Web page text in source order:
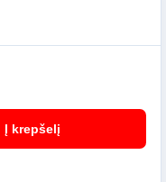
Į krepšelį